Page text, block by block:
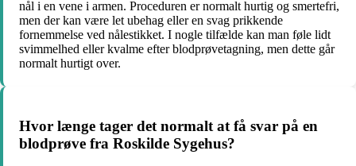
nål i en vene i armen. Proceduren er normalt hurtig og smertefri,
men der kan være let ubehag eller en svag prikkende
fornemmelse ved nålestikket. I nogle tilfælde kan man føle lidt
svimmelhed eller kvalme efter blodprøvetagning, men dette går
normalt hurtigt over.
Hvor længe tager det normalt at få svar på en
blodprøve fra Roskilde Sygehus?